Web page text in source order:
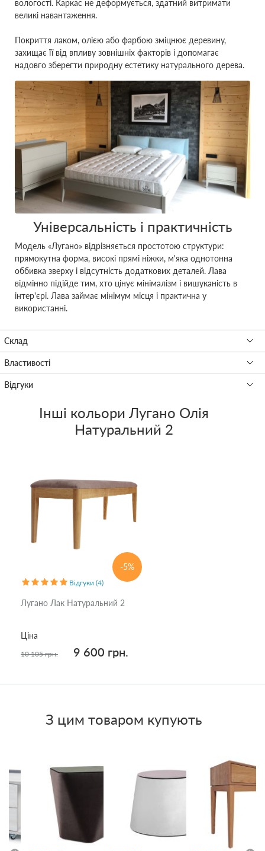
вологості. Каркас не деформується, здатний витримати
великі навантаження.
Покриття лаком, олією або фарбою зміцнює деревину,
захищає її від впливу зовнішніх факторів і допомагає
надовго зберегти природну естетику натурального дерева.
Універсальність і практичність
Модель «Лугано» відрізняється простотою структури:
прямокутна форма, високі прямі ніжки, м'яка однотонна
оббивка зверху і відсутність додаткових деталей. Лава
відмінно підійде тим, хто цінує мінімалізм і вишуканість в
інтер'єрі. Лава займає мінімум місця і практична у
використанні.
Інші кольори Лугано Олія
Натуральний 2
-5%
Відгуки (4)
Лугано Лак Натуральний 2
Ціна
10 105 грн. 9 600 грн.
З цим товаром купують